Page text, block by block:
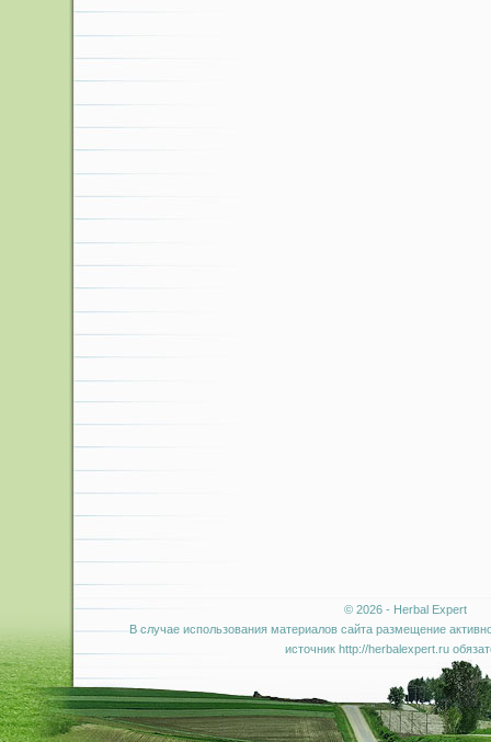
© 2026 - Herbal Expert
В случае использования материалов сайта размещение
источник http://herbalexpert.ru